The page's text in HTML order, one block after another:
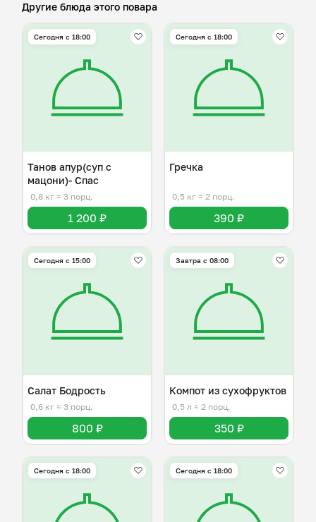
Другие блюда этого повара
Сегодня с 18:00
Танов апур(суп с
мацони)- Спас
0,8 кг ≈ 3 порц.
1 200 ₽
Сегодня с 18:00
Гречка
0,5 кг ≈ 2 порц.
390 ₽
Сегодня с 15:00
Салат Бодрость
0,6 кг ≈ 3 порц.
800 ₽
Завтра c 08:00
Компот из сухофруктов
0,5 л ≈ 2 порц.
350 ₽
Сегодня с 18:00 Сегодня с 18:00